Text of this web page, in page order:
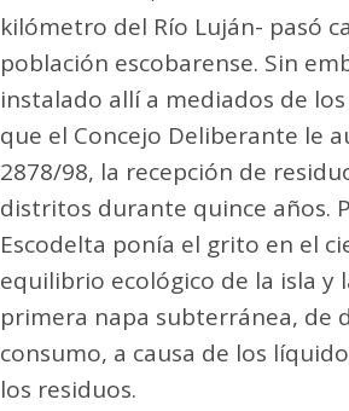
kilómetro del Río Luján- pasó
población escobarense. Sin
instalado allí a mediados de
que el Concejo Deliberante le
2878/98, la recepción de
distritos durante quince años.
Escodelta ponía el grito en el
equilibrio ecológico de la isla y
primera napa subterránea, de
consumo, a causa de los
los residuos.